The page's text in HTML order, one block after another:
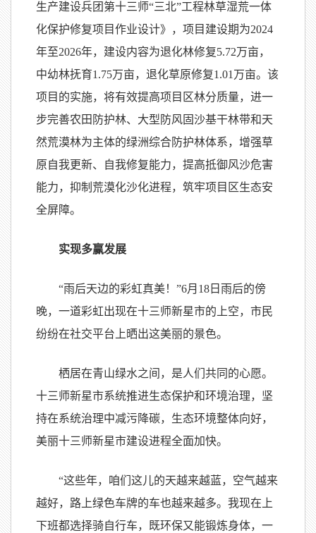
生产建设兵团第十三师“三北”工程林草湿荒一体
化保护修复项目作业设计》，项目建设期为2024
年至2026年，建设内容为退化林修复5.72万亩，
中幼林抚育1.75万亩，退化草原修复1.01万亩。该
项目的实施，将有效提高项目区林分质量，进一
步完善农田防护林、大型防风固沙基干林带和天
然荒漠林为主体的绿洲综合防护林体系，增强草
原自我更新、自我修复能力，提高抵御风沙危害
能力，抑制荒漠化沙化进程，筑牢项目区生态安
全屏障。
实现多赢发展
“雨后天边的彩虹真美！”6月18日雨后的傍
晚，一道彩虹出现在十三师新星市的上空，市民
纷纷在社交平台上晒出这美丽的景色。
栖居在青山绿水之间，是人们共同的心愿。
十三师新星市系统推进生态保护和环境治理，坚
持在系统治理中减污降碳，生态环境整体向好，
美丽十三师新星市建设进程全面加快。
“这些年，咱们这儿的天越来越蓝，空气越来
越好，路上绿色车牌的车也越来越多。我现在上
下班都选择骑自行车，既环保又能锻炼身体，一